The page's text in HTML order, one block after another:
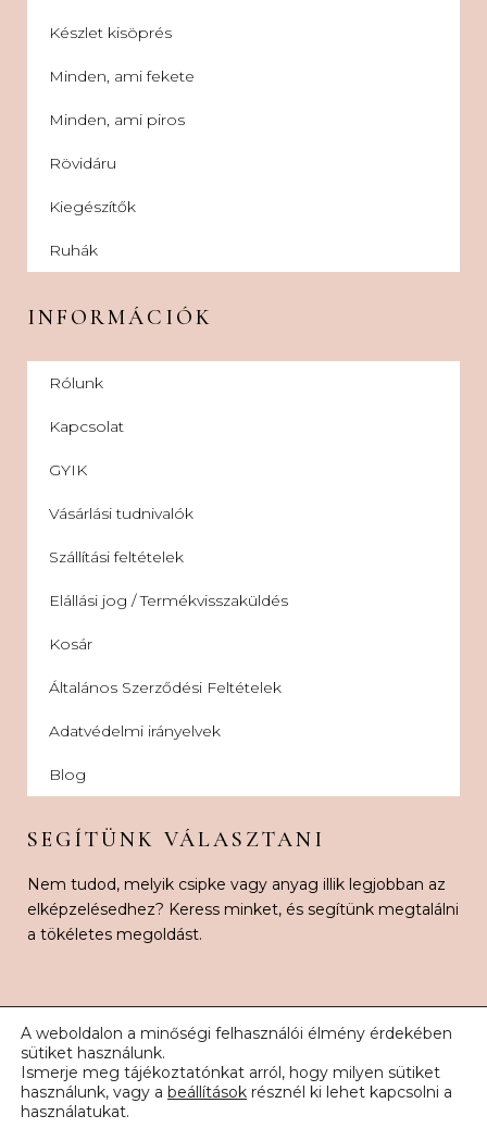
Készlet kisöprés
Minden, ami fekete
Minden, ami piros
Rövidáru
Kiegészítők
Ruhák
INFORMÁCIÓK
Rólunk
Kapcsolat
GYIK
Vásárlási tudnivalók
Szállítási feltételek
Elállási jog / Termékvisszaküldés
Kosár
Általános Szerződési Feltételek
Adatvédelmi irányelvek
Blog
SEGÍTÜNK VÁLASZTANI
Nem tudod, melyik csipke vagy anyag illik legjobban az
elképzelésedhez? Keress minket, és segítünk megtalálni
a tökéletes megoldást.
© 2026 Karnak Esküvői Csipke. Minden jog fenntartva.
A weboldalon a minőségi felhasználói élmény érdekében
sütiket használunk.
Ismerje meg tájékoztatónkat arról, hogy milyen sütiket
használunk, vagy a beállítások résznél ki lehet kapcsolni a
használatukat.